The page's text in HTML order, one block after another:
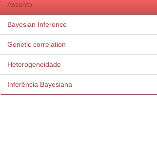
Assunto
Bayesian Inference
Genetic correlation
Heterogeneidade
Inferência Bayesiana